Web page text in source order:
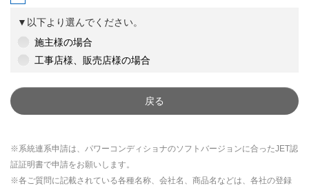
▼以下より選んでください。
施主様の場合
工事店様、販売店様の場合
戻る
※系統連系申請は、パワーコンディショナのソフトバージョンに合ったJET認
証証明書で申請をお願いします。
※各ご質問に記載されている各種名称、会社名、商品名などは、各社の登録